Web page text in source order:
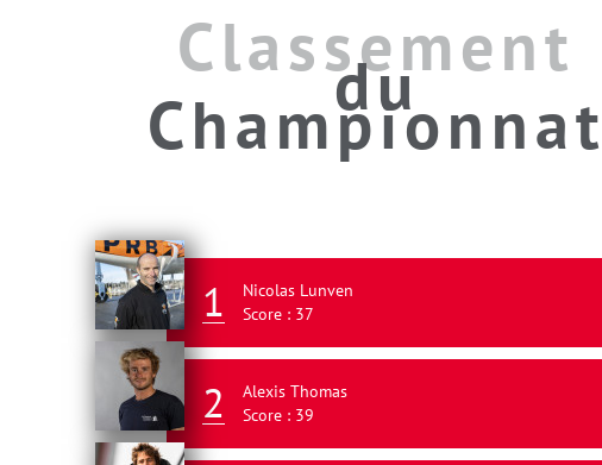
Classement
du
Championnat
1
Nicolas Lunven
Score : 37
2
Alexis Thomas
Score : 39